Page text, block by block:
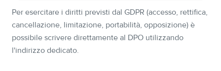
Per esercitare i diritti previsti dal GDPR (accesso, rettifica,
cancellazione, limitazione, portabilità, opposizione) è
possibile scrivere direttamente al DPO utilizzando
l'indirizzo dedicato.